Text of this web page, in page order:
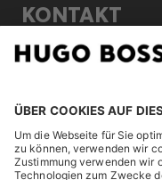
KONTAKT
ENTDECKEN